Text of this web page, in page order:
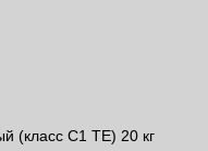
(класс С1 TE) 20 кг